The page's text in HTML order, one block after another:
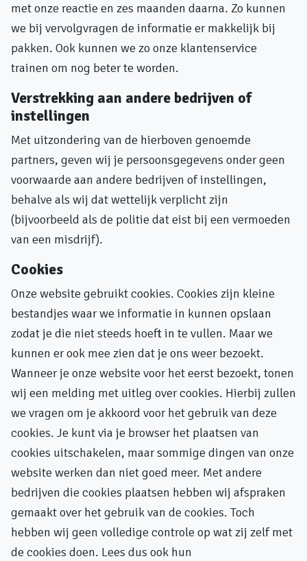
met onze reactie en zes maanden daarna. Zo kunnen
we bij vervolgvragen de informatie er makkelijk bij
pakken. Ook kunnen we zo onze klantenservice
trainen om nog beter te worden.
Verstrekking aan andere bedrijven of
instellingen
Met uitzondering van de hierboven genoemde
partners, geven wij je persoonsgegevens onder geen
voorwaarde aan andere bedrijven of instellingen,
behalve als wij dat wettelijk verplicht zijn
(bijvoorbeeld als de politie dat eist bij een vermoeden
van een misdrijf).
Cookies
Onze website gebruikt cookies. Cookies zijn kleine
bestandjes waar we informatie in kunnen opslaan
zodat je die niet steeds hoeft in te vullen. Maar we
kunnen er ook mee zien dat je ons weer bezoekt.
Wanneer je onze website voor het eerst bezoekt, tonen
wij een melding met uitleg over cookies. Hierbij zullen
we vragen om je akkoord voor het gebruik van deze
cookies. Je kunt via je browser het plaatsen van
cookies uitschakelen, maar sommige dingen van onze
website werken dan niet goed meer. Met andere
bedrijven die cookies plaatsen hebben wij afspraken
gemaakt over het gebruik van de cookies. Toch
hebben wij geen volledige controle op wat zij zelf met
de cookies doen. Lees dus ook hun